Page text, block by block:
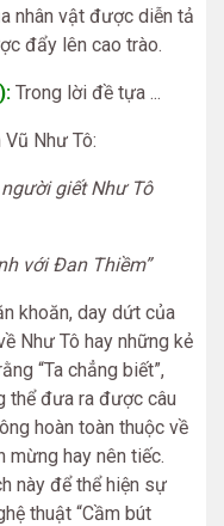
nhân vật được diễn tả
đẩy lên cao trào.
Trong lời đề tựa ...
Như Tô:
giết Như Tô
với Đan Thiềm”
khoăn, day dứt của
Như Tô hay những kẻ
“Ta chẳng biết”,
thể đưa ra được câu
hoàn toàn thuộc về
mừng hay nên tiếc.
này để thể hiện sự
thuật “Cầm bút